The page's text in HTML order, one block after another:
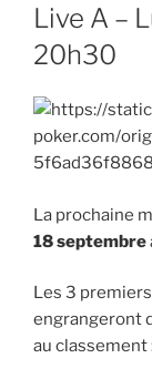
Live A –
20h30
La prochaine
18 septembre
Les 3
engrangeront
au classement